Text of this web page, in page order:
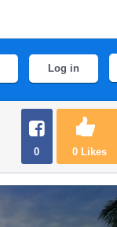
Log in
0 0 Likes